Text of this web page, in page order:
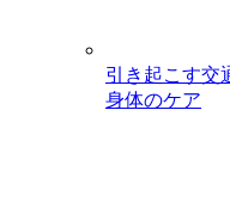
引き起こす交
身体のケア